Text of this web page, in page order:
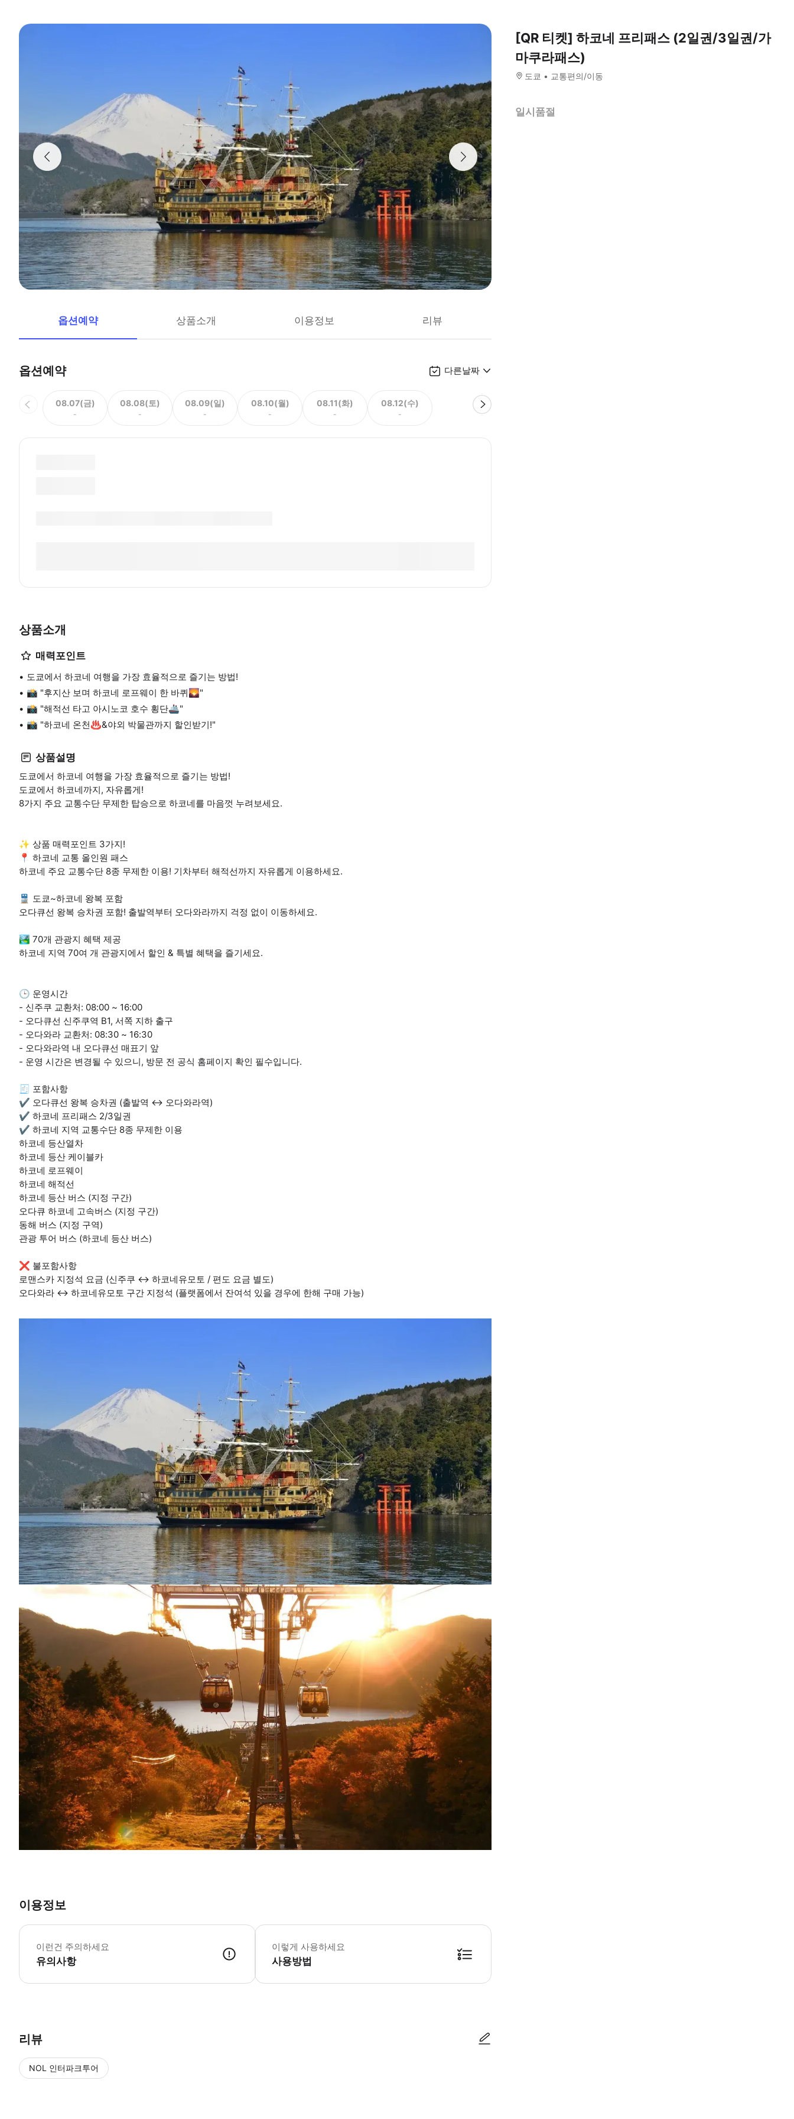
옵션예약 상품소개 이용정보 리뷰
옵션예약 다른날짜
08.07(금)
-
08.08(토)
-
08.09(일)
-
08.10(월)
-
08.11(화)
-
08.12(수)
-
상품소개
매력포인트
도쿄에서 하코네 여행을 가장 효율적으로 즐기는 방법!
📸 "후지산 보며 하코네 로프웨이 한 바퀴🌄"
📸 "해적선 타고 아시노코 호수 횡단🚢"
📸 "하코네 온천♨️&야외 박물관까지 할인받기!"
상품설명
도쿄에서 하코네 여행을 가장 효율적으로 즐기는 방법!
도쿄에서 하코네까지, 자유롭게!
8가지 주요 교통수단 무제한 탑승으로 하코네를 마음껏 누려보세요.
✨ 상품 매력포인트 3가지!
📍 하코네 교통 올인원 패스
하코네 주요 교통수단 8종 무제한 이용! 기차부터 해적선까지 자유롭게 이용하세요.
🚆 도쿄~하코네 왕복 포함
오다큐선 왕복 승차권 포함! 출발역부터 오다와라까지 걱정 없이 이동하세요.
🏞 70개 관광지 혜택 제공
하코네 지역 70여 개 관광지에서 할인 & 특별 혜택을 즐기세요.
🕒 운영시간
- 신주쿠 교환처: 08:00 ~ 16:00
- 오다큐선 신주쿠역 B1, 서쪽 지하 출구
- 오다와라 교환처: 08:30 ~ 16:30
- 오다와라역 내 오다큐선 매표기 앞
- 운영 시간은 변경될 수 있으니, 방문 전 공식 홈페이지 확인 필수입니다.
🧾 포함사항
✔️ 오다큐선 왕복 승차권 (출발역 ↔ 오다와라역)
✔️ 하코네 프리패스 2/3일권
✔️ 하코네 지역 교통수단 8종 무제한 이용
하코네 등산열차
하코네 등산 케이블카
하코네 로프웨이
하코네 해적선
하코네 등산 버스 (지정 구간)
오다큐 하코네 고속버스 (지정 구간)
동해 버스 (지정 구역)
관광 투어 버스 (하코네 등산 버스)
❌ 불포함사항
로맨스카 지정석 요금 (신주쿠 ↔ 하코네유모토 / 편도 요금 별도)
오다와라 ↔ 하코네유모토 구간 지정석 (플랫폼에서 잔여석 있을 경우에 한해 구매 가능)
이용정보
이런건 주의하세요
유의사항
📌 상품약관 & 안내사항 ✔ 본 패스는 최초 사용일로부터 선택하신 기간만큼 유효합니다. ✔ 사용자는 반드시 본인 이름으로만 사용 가능하며, 신분증 지
이렇게 사용하세요
사용방법
리뷰
NOL 인터파크투어
[QR 티켓] 하코네 프리패스 (2일권/3일권/가
마쿠라패스)
도쿄 교통편의/이동
일시품절